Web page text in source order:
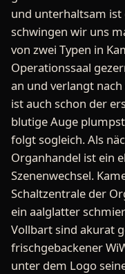
und unterhaltsam ist
schwingen wir uns
von zwei Typen in
Operationssaal
an und verlangt
ist auch schon der
blutige Auge
folgt sogleich. Als
Organhandel ist ein
Szenenwechsel.
Schaltzentrale der
ein aalglatter
Vollbart sind akurat
frischgebackener
unter dem Logo